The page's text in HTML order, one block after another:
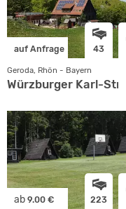
auf Anfrage 43
Geroda, Rhön - Bayern
Würzburger Karl-
ab 9.00 € 223